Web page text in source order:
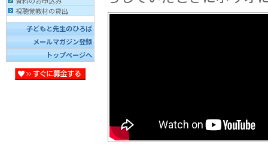
視聴覚教材の貸出
子どもと先生のひろば
メールマガジン登録
トップページへ